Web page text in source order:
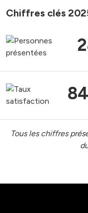
Chiffres clés
Tous les chiffres